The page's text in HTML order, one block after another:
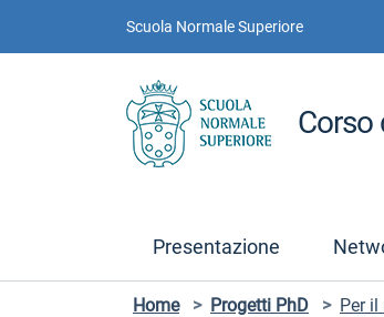
Scuola Normale Superiore
Corso
Presentazione
Home > Progetti PhD > Per